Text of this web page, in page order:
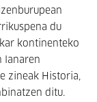
du
kontinenteko
lanaren
zineak Historia,
ditu.